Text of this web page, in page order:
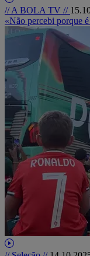
// A BOLA TV //
«Não percebi porque